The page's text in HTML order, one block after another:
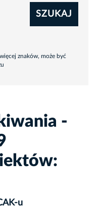
SZUKAJ
znaków, może być
-
u